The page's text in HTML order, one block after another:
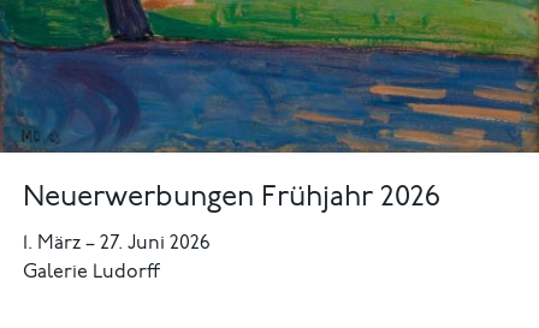
Neuerwerbungen Frühjahr 2026
1. März–27. Juni 2026
Galerie Ludorff